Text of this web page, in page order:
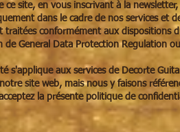
ce site, en vous inscrivant à la
dans le cadre de nos services
traitées conformément aux dispositions
General Data Protection Regulation
s'applique aux services de Decorte
site web, mais nous y faisons
la présente politique de